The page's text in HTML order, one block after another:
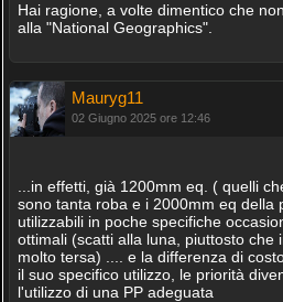
Hai ragione, a volte dimentico che
alla "National Geographics".
Mauryg11
02 Giugno 2025 ore 12:46
...in effetti, già 1200mm eq. ( quelli
sono tanta roba e i 2000mm eq della
utilizzabili in poche specifiche
ottimali (scatti alla luna, piuttosto che
molto tersa) .... e la differenza di
il suo specifico utilizzo, le priorità
l'utilizzo di una PP adeguata